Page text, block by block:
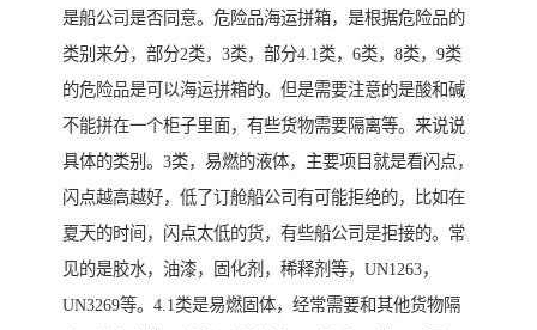
是船公司是否同意。危险品海运拼箱，是根据危险品的
类别来分，部分2类，3类，部分4.1类，6类，8类，9类
的危险品是可以海运拼箱的。但是需要注意的是酸和碱
不能拼在一个柜子里面，有些货物需要隔离等。来说说
具体的类别。3类，易燃的液体，主要项目就是看闪点，
闪点越高越好，低了订舱船公司有可能拒绝的，比如在
夏天的时间，闪点太低的货，有些船公司是拒接的。常
见的是胶水，油漆，固化剂，稀释剂等，UN1263，
UN3269等。4.1类是易燃固体，经常需要和其他货物隔